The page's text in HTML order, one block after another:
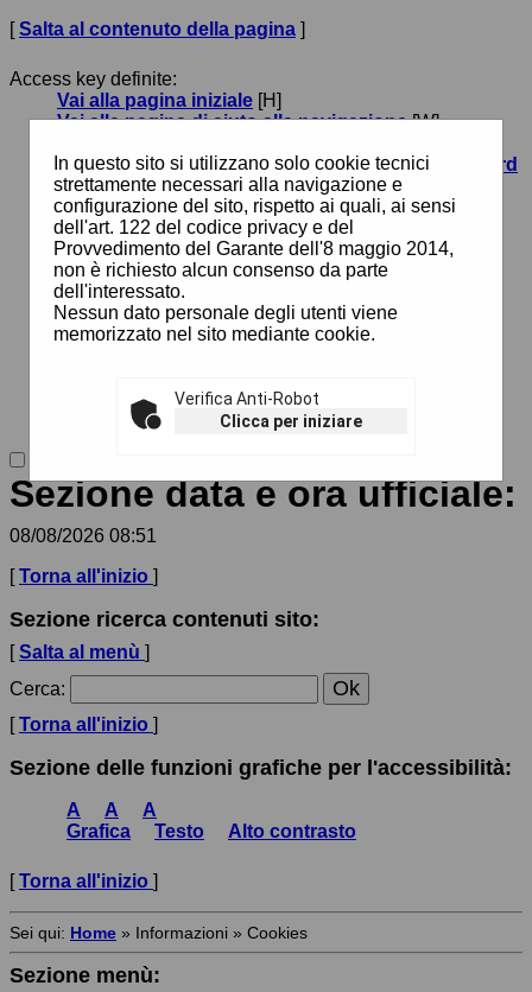
[Salta al contenuto della pagina ]
Access key definite:
Vai alla pagina iniziale [H]
Vai alla pagina di aiuto alla navigazione[W]
Passa al testo con caratteri di dimensione standard
[N]
Passa al testo con caratteri di dimensione grande
[B]
Passa al testo con caratteri di dimensione molto
grande[V]
Passa alla visualizzazione grafica
Passa alla visualizzazione solo testo[T]
Passa alla visualizzazione in alto contrasto e solo
Salta al menù[1]
Salta al contenuto della pagina[2]
Sezione data e ora ufficiale:
08/08/2026 08:51
[Torna all'inizio ]
Sezione ricerca contenuti sito:
[Salta al menù ]
Cerca:
[Torna all'inizio ]
Sezione delle funzioni grafiche per l'accessibilità:
A A
A
Grafica
Testo Alto contrasto
[Torna all'inizio ]
Sei qui: Home » Informazioni » Cookies
In questo sito si utilizzano solo cookie tecnici
strettamente necessari alla navigazione e
configurazione del sito, rispetto ai quali, ai sensi
dell'art. 122 del codice privacy e del
Provvedimento del Garante dell'8 maggio 2014,
non è richiesto alcun consenso da parte
dell'interessato.
Nessun dato personale degli utenti viene
memorizzato nel sito mediante cookie.
Verifica Anti-Robot
Clicca per iniziare
Sezione menù: